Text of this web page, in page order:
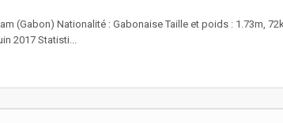
(Gabon) Nationalité : Gabonaise Taille et poids : 1.73m,
2017 Statisti...